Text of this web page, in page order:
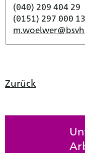
(040) 209 404 29
(0151) 297 000 13
Zurück